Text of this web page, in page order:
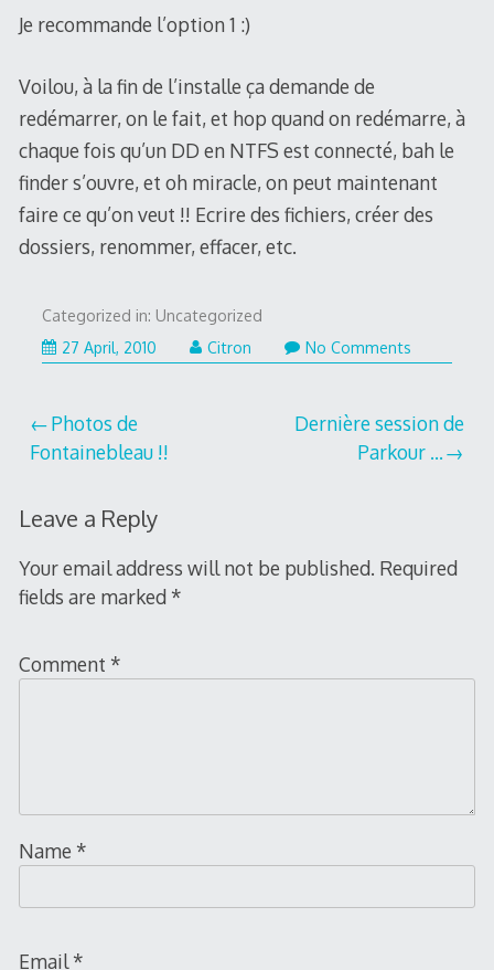
Je recommande l’option 1 :)
Voilou, à la fin de l’installe ça demande de
redémarrer, on le fait, et hop quand on redémarre, à
chaque fois qu’un DD en NTFS est connecté, bah le
finder s’ouvre, et oh miracle, on peut maintenant
faire ce qu’on veut !! Ecrire des fichiers, créer des
dossiers, renommer, effacer, etc.
Categorized in: Uncategorized
27 April, 201027
Citron No Comments
Post
Photos de
Fontainebleau !!
Dernière session de
Parkour …
Leave a Reply
Your email address will not be published. Required
fields are marked *
Comment *
Name *
Email*